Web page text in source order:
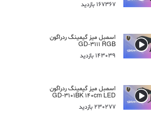
167367 بازدید
اسمبل میز گیمینگ ردراگون
GD-3111 RGB
143039 بازدید
اسمبل میز گیمینگ ردراگون
GD-3101BK 140cm LED
230277 بازدید